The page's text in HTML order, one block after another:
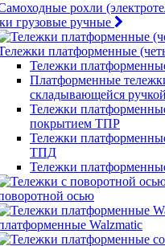
рохли
грузовые ручные
платформенные
Тележки
Платформенные
складывающейся ручкой
Тележки
покрытием ТПР
Тележки
ТПД
Тележки
осью
Walzmatic